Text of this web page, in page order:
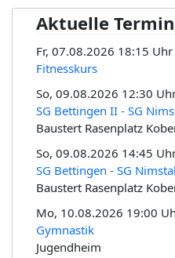
Aktuelle
Fr, 07.08.2026 18:15 Uhr
Fitnesskurs
So, 09.08.2026 12:30
SG Bettingen II - SG
Baustert Rasenplatz
So, 09.08.2026 14:45
SG Bettingen - SG
Baustert Rasenplatz
Mo, 10.08.2026 19:00
Gymnastik
Jugendheim